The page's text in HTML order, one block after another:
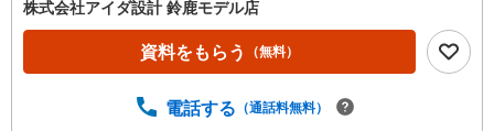
株式会社アイダ設計 鈴鹿モデル店
資料をもらう （無料）
電話する （通話料無料）